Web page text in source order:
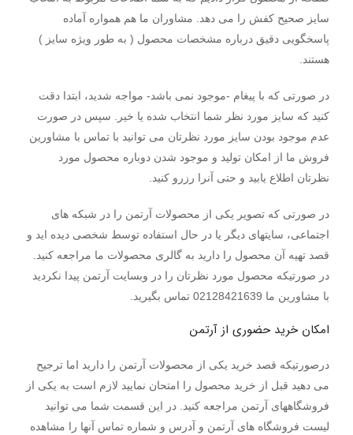
سایز صحیح کفش را می دهد. مشاوران ما هم همواره آماده
پاسخگویی دقیق درباره مشخصات محصول ( به طور ویژه سایز )
هستند.
در صورتی که با پیغام -موجود نمی باشد- مواجه شدید، ابتدا دقت
کنید که سایز مورد نظر شما انتخاب شده یا خیر. سپس در صورت
عدم موجود بودن سایز مورد نظرتان می توانید با تماس با مشاورین
فروش ما از امکان تولید و موجود شدن دوباره محصول مورد
نظرتان اطلاع یابید و حتی آنرا رزرو کنید.
در صورتی که تصویر یکی از محصولات آرتمن را در شبکه های
اجتماعی، سایتهای دیگر یا در حال استفاده توسط شخصی دیده اید و
قصد تهیه آن محصول را دارید به گالری محصولات ما مراجعه کنید.
در صورتیکه محصول مورد نظرتان را در وبسایت آرتمن پیدا نکردید
با مشاورین ما 02128421639 تماس بگیرید.
امکان خرید حضوری از آرتمن
درصورتیکه قصد خرید یکی از محصولات آرتمن را دارید اما ترجیح
می دهید قبل از خرید محصول را امتحان نمایید لازم است به یکی از
فروشگاههای آرتمن مراجعه کنید. در این قسمت شما می توانید
لیست فروشگاه های آرتمن و آدرس و شماره تماس آنها را مشاهده